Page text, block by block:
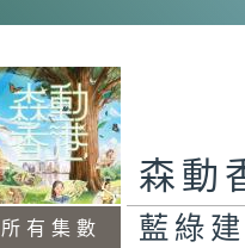
所有集數
森動
藍綠